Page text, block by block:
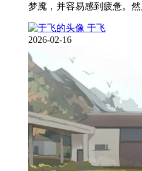
梦魇，并容易感到疲惫。
于飞
2026-02-16